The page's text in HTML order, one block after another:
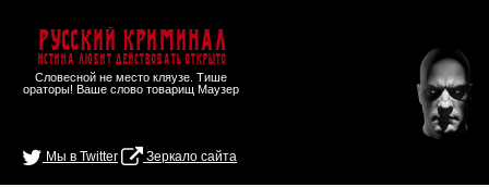
Русский Криминал
Истина любит действовать открыто
Словесной не место кляузе. Тише
ораторы! Ваше слово товарищ Маузер
Мы в Twitter Зеркало сайта